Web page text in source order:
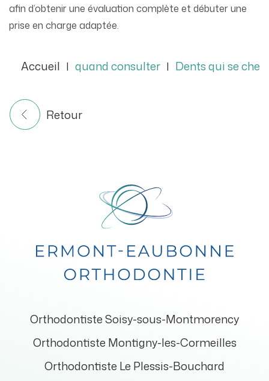
afin d’obtenir une évaluation complète et débuter une
prise en charge adaptée.
Retour
Accueil | quand consulter | Dents qui se
Orthodontiste Soisy-sous-Montmorency
Orthodontiste Montigny-les-Cormeilles
Orthodontiste Le Plessis-Bouchard